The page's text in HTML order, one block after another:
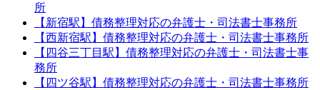
所
【新宿駅】債務整理対応の弁護士・司法書士事務所
【西新宿駅】債務整理対応の弁護士・司法書士事務所
【四谷三丁目駅】債務整理対応の弁護士・司法書士事
務所
【四ツ谷駅】債務整理対応の弁護士・司法書士事務所